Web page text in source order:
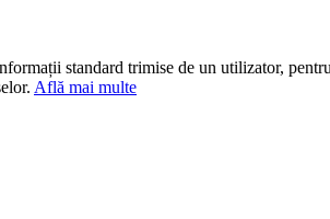
standard trimise de un utilizator,
Află mai multe